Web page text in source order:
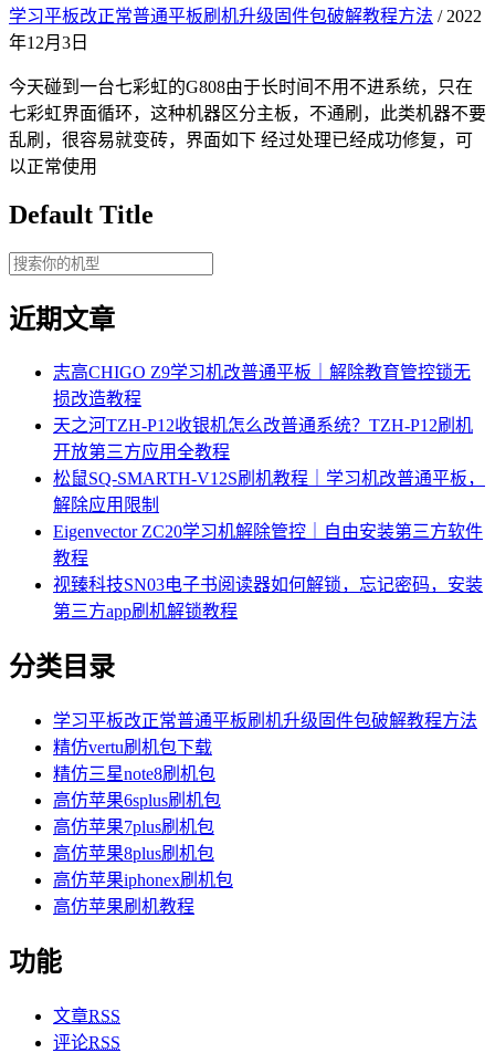
学习平板改正常普通平板刷机升级固件包破解教程方法 / 2022
年12月3日
今天碰到一台七彩虹的G808由于长时间不用不进系统，只在
七彩虹界面循环，这种机器区分主板，不通刷，此类机器不要
乱刷，很容易就变砖，界面如下 经过处理已经成功修复，可
以正常使用
Default Title
近期文章
志高CHIGO Z9学习机改普通平板｜解除教育管控锁无
损改造教程
天之河TZH-P12收银机怎么改普通系统？TZH-P12刷机
开放第三方应用全教程
松鼠SQ-SMARTH-V12S刷机教程｜学习机改普通平板，
解除应用限制
Eigenvector ZC20学习机解除管控｜自由安装第三方软件
教程
视臻科技SN03电子书阅读器如何解锁，忘记密码，安装
第三方app刷机解锁教程
分类目录
学习平板改正常普通平板刷机升级固件包破解教程方法
精仿vertu刷机包下载
精仿三星note8刷机包
高仿苹果6splus刷机包
高仿苹果7plus刷机包
高仿苹果8plus刷机包
高仿苹果iphonex刷机包
高仿苹果刷机教程
功能
文章RSS
评论RSS